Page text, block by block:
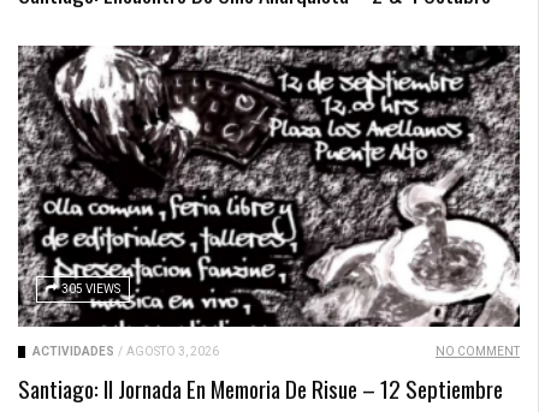
305 VIEWS
ACTIVIDADES / AGOSTO 3, 2026 NO COMMENT
Santiago: II Jornada En Memoria De Risue – 12 Septiembre